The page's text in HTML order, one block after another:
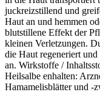
juckreizstillend und
Haut an und hemmen
blutstillene Effekt der
kleinen Verletzungen.
die Haut regeneriert
an. Wirkstoffe /
Heilsalbe enhalten:
Hamamelisblätter und -